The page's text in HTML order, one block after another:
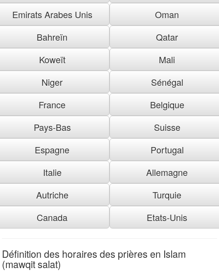
Emirats Arabes Unis
Oman
Bahreïn
Qatar
Koweït
Mali
Niger
Sénégal
France
Belgique
Pays-Bas
Suisse
Espagne
Portugal
Italie
Allemagne
Autriche
Turquie
Canada
Etats-Unis
Définition des horaires des prières en Islam
(mawqit salat)